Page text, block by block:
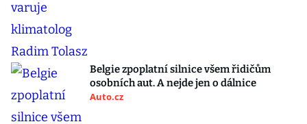
Belgie zpoplatní silnice všem řidičům
osobních aut. A nejde jen o dálnice
Auto.cz